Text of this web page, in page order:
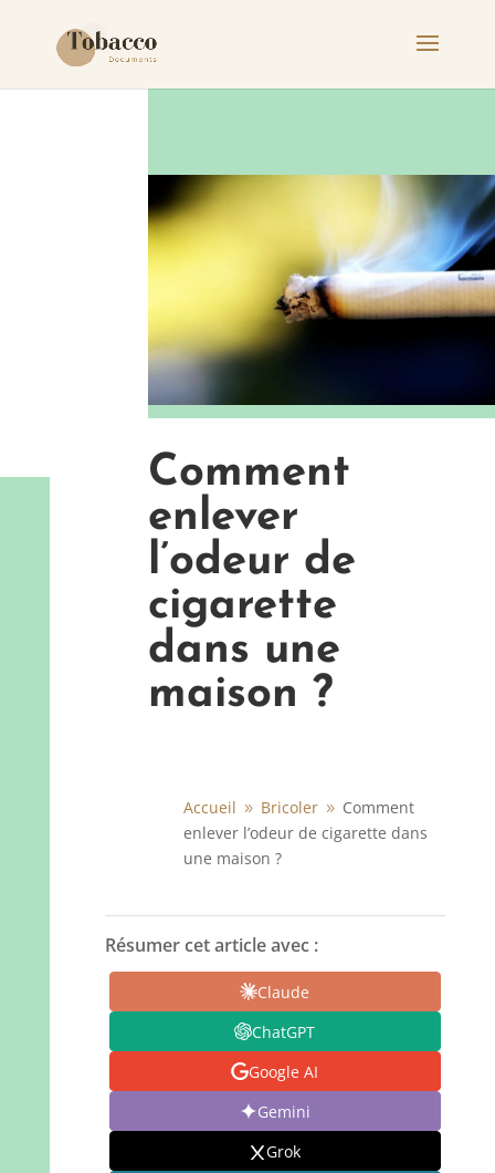
Comment
enlever
l’odeur de
cigarette
dans une
maison ?
Accueil 9 Bricoler 9 Comment
enlever l’odeur de cigarette dans
une maison ?
Résumer cet article avec :
Claude
ChatGPT
Google AI
Gemini
Grok